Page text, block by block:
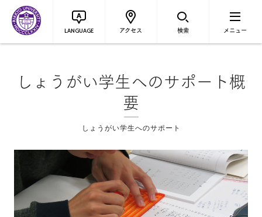
LANGUAGE アクセス 検索 メニュー
しょうがい学生へのサポート概
要
しょうがい学生へのサポート